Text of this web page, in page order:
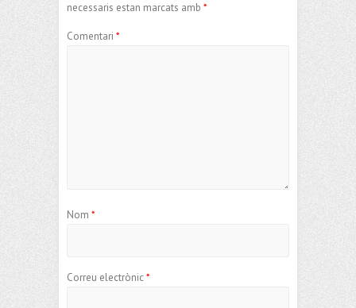
necessaris estan marcats amb *
Comentari *
Nom *
Correu electrònic*